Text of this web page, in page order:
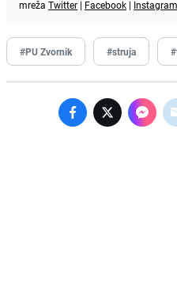
mreža Twitter | Facebook | Instagram
#PU Zvornik #struja